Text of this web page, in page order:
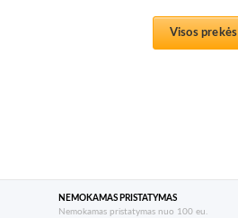
Visos prekės
NEMOKAMAS PRISTATYMAS
Nemokamas pristatymas nuo 100 eu.